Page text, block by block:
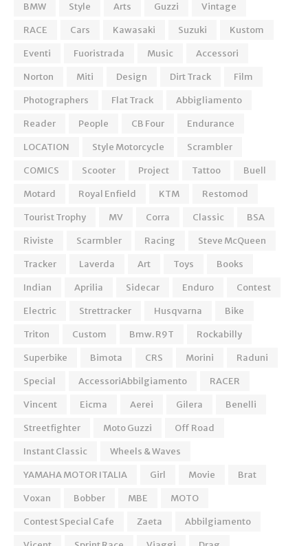
BMW
Style Arts Guzzi
Vintage
RACE
Cars Kawasaki Suzuki
Kustom
Eventi
Fuoristrada Music
Accessori
Norton
Miti Design Dirt Track
Film
Photographers
Flat Track
Abbigliamento
Reader
People CB Four
Endurance
LOCATION
Style Motorcycle
Scrambler
COMICS
Scooter Project Tattoo
Buell
Motard
Royal Enfield KTM
Restomod
Tourist Trophy
MV Corra Classic
BSA
Riviste
Scarmbler Racing
Steve McQueen
Tracker
Laverda Art Toys
Books
Indian
Aprilia Sidecar Enduro
Contest
Electric
Strettracker Husqvarna
Bike
Triton
Custom Bmw. R9T
Rockabilly
Superbike
Bimota CRS Morini
Raduni
Special
AccessoriAbbilgiamento
RACER
Vincent
Eicma Aerei Gilera
Benelli
Streetfighter
Moto Guzzi
Off Road
Instant Classic
Wheels & Waves
YAMAHA MOTOR ITALIA
Girl Movie
Brat
Voxan
Bobber MBE
MOTO
Contest Special Cafe
Zaeta
Abbilgiamento